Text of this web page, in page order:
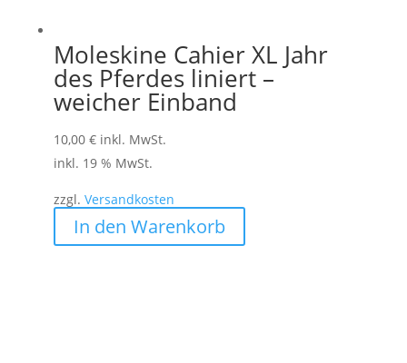
Moleskine Cahier XL Jahr
des Pferdes liniert –
weicher Einband
10,00 € inkl. MwSt.
inkl. 19 % MwSt.
zzgl. Versandkosten
In den Warenkorb